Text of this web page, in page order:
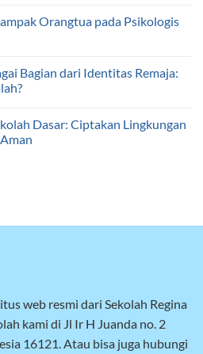
Orangtua pada Psikologis
Bagian dari Identitas Remaja:
Dasar: Ciptakan Lingkungan
web resmi dari Sekolah Regina
kami di Jl Ir H Juanda no. 2
16121. Atau bisa juga hubungi